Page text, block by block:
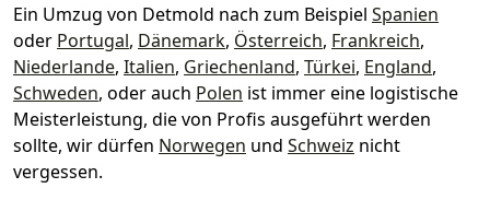
Ein Umzug von Detmold nach zum Beispiel Spanien
oder Portugal, Dänemark, Österreich, Frankreich,
Niederlande, Italien, Griechenland, Türkei, England,
Schweden, oder auch Polen ist immer eine logistische
Meisterleistung, die von Profis ausgeführt werden
sollte, wir dürfen Norwegen und Schweiz nicht
vergessen.